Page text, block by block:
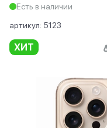
ХИТ
Есть в наличии
артикул: 5123